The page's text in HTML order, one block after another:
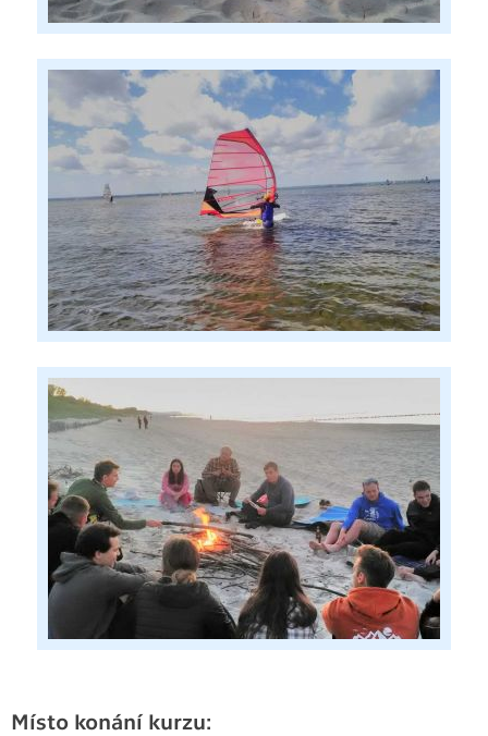
Místo konání kurzu: